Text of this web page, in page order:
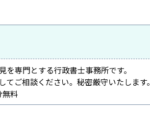
専門とする行政書士事務所です。
ご相談ください。秘密厳守いたします。
無料